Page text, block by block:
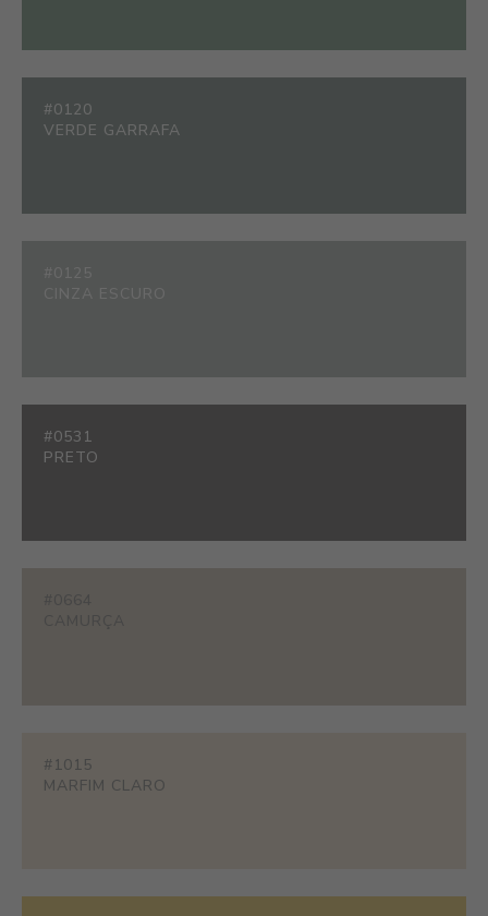
#0120
VERDE GARRAFA
#0531
PRETO
#1015
MARFIM CLARO